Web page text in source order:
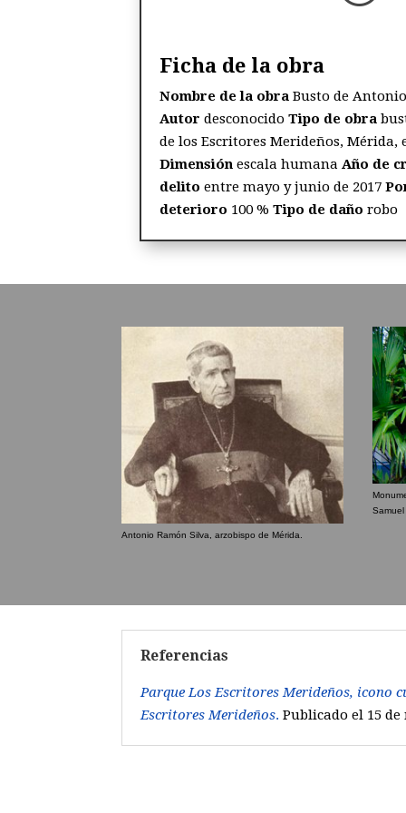
Ficha de la obra
Nombre de la obraBusto de
AutordesconocidoTipo de obra
de los Escritores Merideños, Mérida,
Dimensión escala humanaAño de
delito entre mayo y junio de 2017
deterioro 100 %Tipo de dañorobo
Antonio Ramón Silva, arzobispo de Mérida.
Referencias
Parque Los Escritores Merideños, icono
Escritores Merideños. Publicado el 15